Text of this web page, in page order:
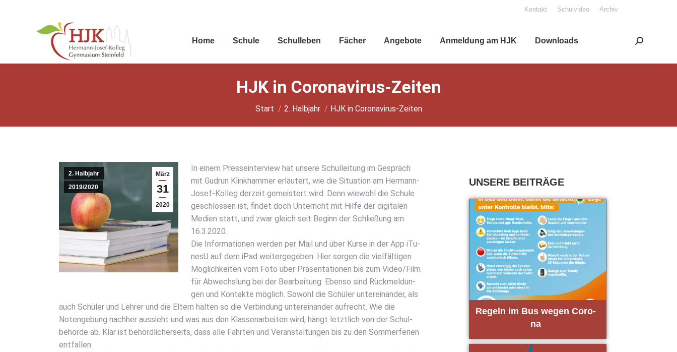
Kon­takt Schul­vi­deo Archiv
Home Schu­le Schul­le­ben Fächer Ange­bo­te Anmel­dung am HJK Down­loads Search:
HJK in Coro­na­vi­rus-Zei­ten
Sie befinden sich hier:
Start 2. Halbjahr HJK in Coro­na­vi­rus-Zei­ten
März
31
2020
2. Halbjahr
2019/2020
In einem Pres­se­inter­view hat unse­re Schul­lei­tung im Gespräch
mit Gud­run Klink­ham­mer erläu­tert, wie die Situa­ti­on am Her­mann-
Josef-Kol­leg der­zeit gemeis­tert wird. Denn wie­wohl die Schu­le
geschlos­sen ist, fin­det doch Unter­richt mit Hil­fe der digi­ta­len
Medi­en statt, und zwar gleich seit Beginn der Schlie­ßung am
16.3.2020.
Die Infor­ma­tio­nen wer­den per Mail und über Kur­se in der App iTu­
ne­sU auf dem iPad wei­ter­ge­ge­ben. Hier sor­gen die viel­fäl­ti­gen
Mög­lich­kei­ten vom Foto über Prä­sen­ta­tio­nen bis zum Video/Film
für Abwechs­lung bei der Bear­bei­tung. Eben­so sind Rück­mel­dun­
gen und Kon­tak­te mög­lich. Sowohl die Schü­ler unter­ein­an­der, als
auch Schü­ler und Leh­rer und die Eltern hal­ten so die Ver­bin­dung unter­ein­an­der auf­recht. Wie die
Noten­ge­bung nach­her aus­sieht und was aus den Klas­sen­ar­bei­ten wird, hängt letzt­lich von der Schul­
be­hör­de ab. Klar ist behörd­li­cher­seits, dass alle Fahr­ten und Ver­an­stal­tun­gen bis zu den Som­mer­fe­ri­en
ent­fal­len.
Regeln im Bus wegen Coro­
na